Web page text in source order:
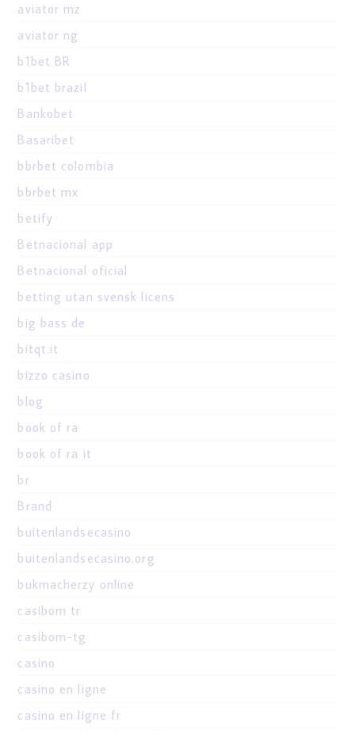
aviator mz
aviator ng
b1bet BR
b1bet brazil
Bankobet
Basaribet
bbrbet colombia
bbrbet mx
betify
Betnacional app
Betnacional oficial
betting utan svensk licens
big bass de
bitqt.it
bizzo casino
blog
book of ra
book of ra it
br
Brand
buitenlandsecasino
buitenlandsecasino.org
bukmacherzy online
casibom tr
casibom-tg
casino
casino en ligne
casino en ligne fr